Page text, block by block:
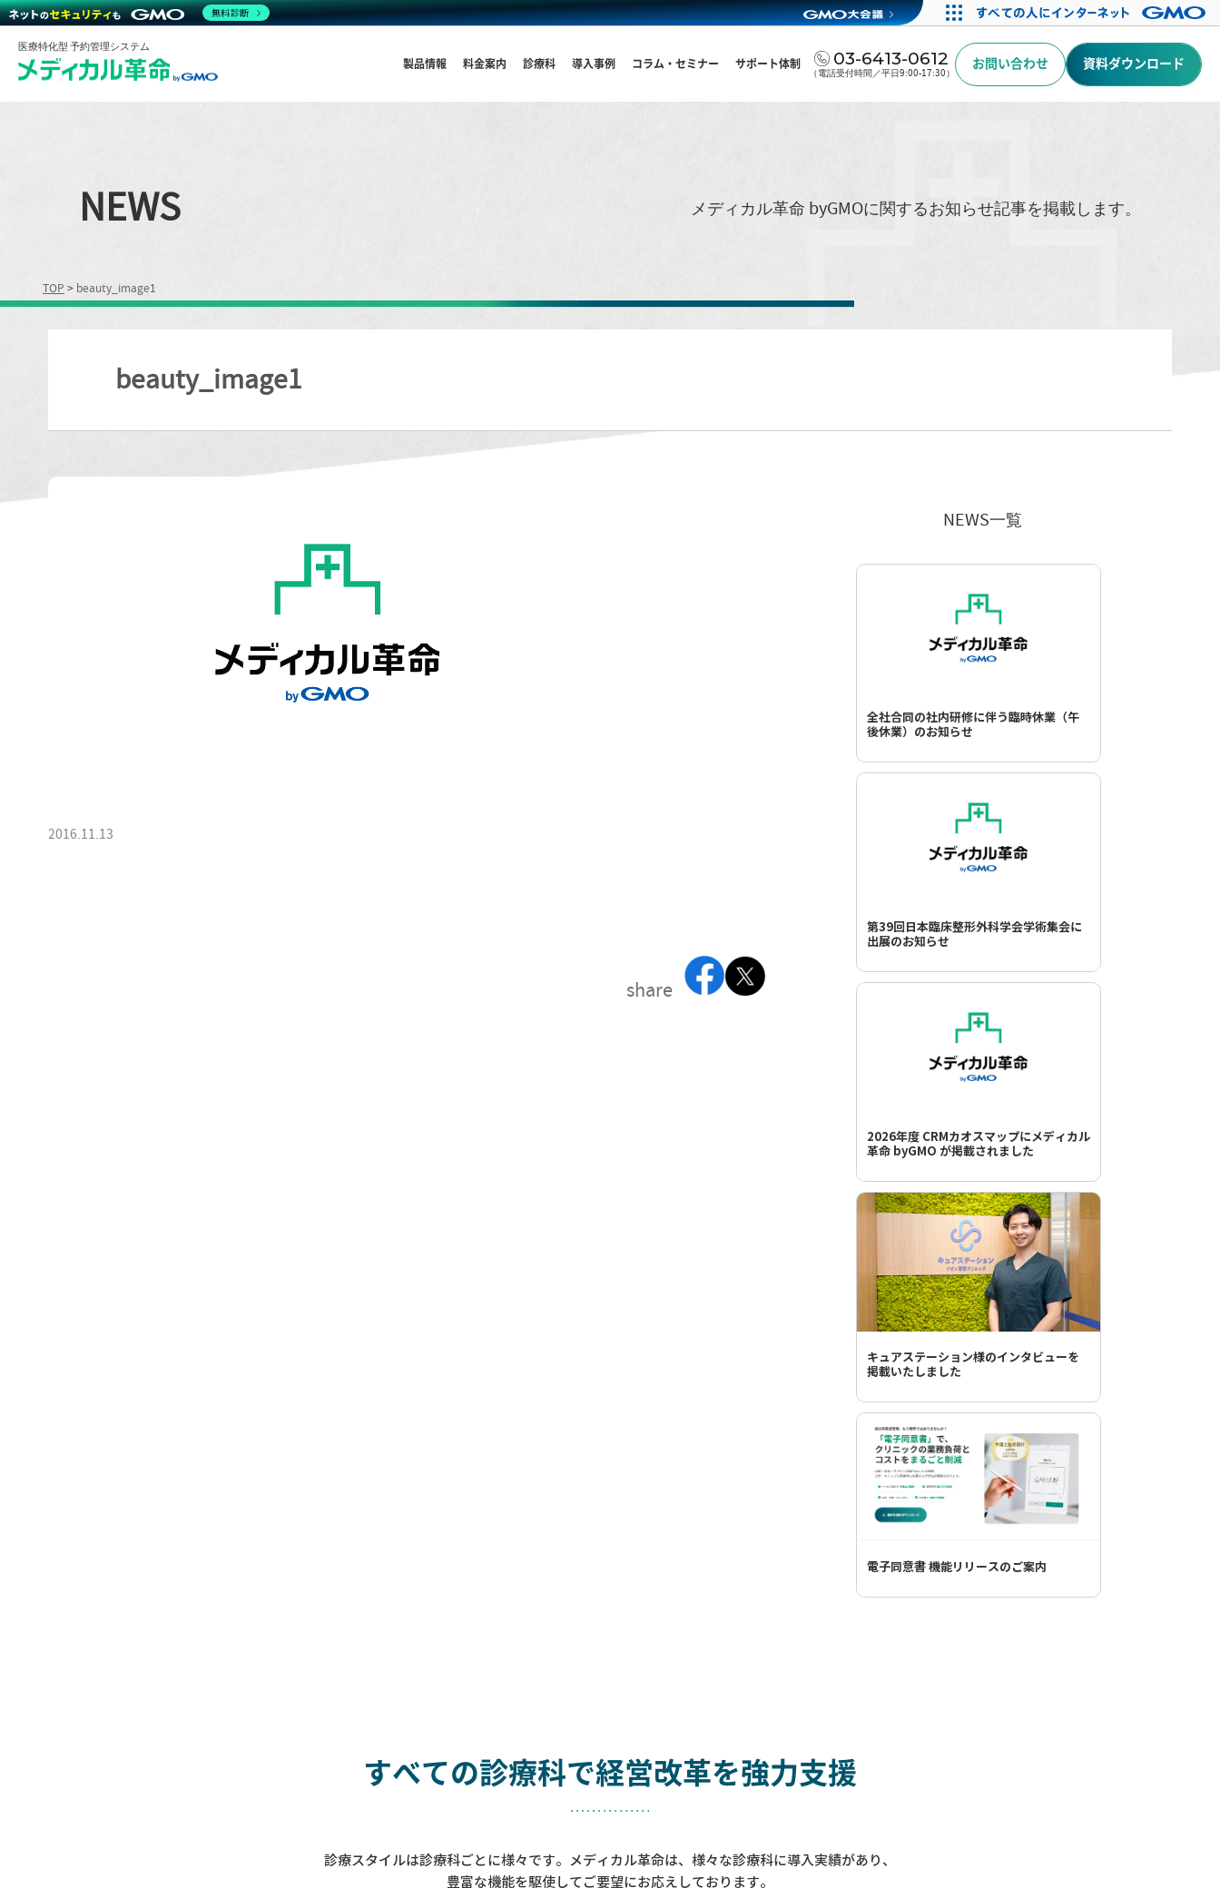
医療特化型 予約管理システム
製品情報 料金案内 診療科 導入事例 コラム・セミナー サポート体制 03-6413-0612
（電話受付時間／平日9:00-17:30）
お問い合わせ 資料ダウンロード
NEWS メディカル革命 byGMOに関するお知らせ記事を掲載します。
TOP > beauty_image1
beauty_image1
2016.11.13
share
NEWS一覧
全社合同の社内研修に伴う臨時休業（午
後休業）のお知らせ
第39回日本臨床整形外科学会学術集会に
出展のお知らせ
2026年度 CRMカオスマップにメディカル
革命 byGMO が掲載されました
キュアステーション様のインタビューを
掲載いたしました
電子同意書 機能リリースのご案内
すべての診療科で経営改革を強力支援
診療スタイルは診療科ごとに様々です。メディカル革命は、様々な診療科に導入実績があり、
豊富な機能を駆使してご要望にお応えしております。
無料診断